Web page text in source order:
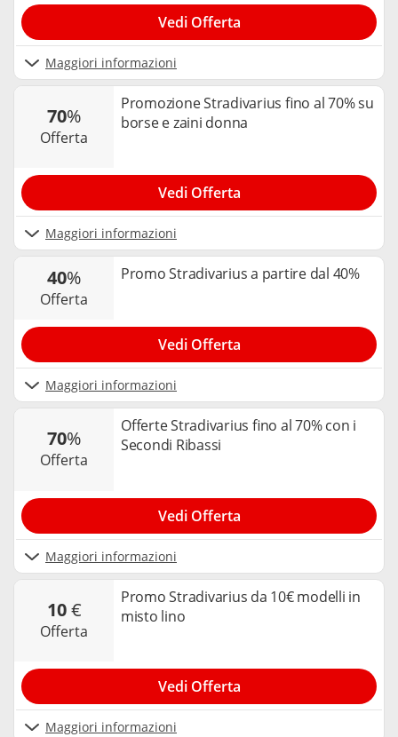
Maggiori informazioni
Vedi Offerta
70%
offerta
Promozione Stradivarius fino al 70% su
borse e zaini donna
Maggiori informazioni
Vedi Offerta
40%
offerta
Promo Stradivarius a partire dal 40%
Maggiori informazioni
Vedi Offerta
70%
offerta
Offerte Stradivarius fino al 70% con i
Secondi Ribassi
Maggiori informazioni
Vedi Offerta
10€
offerta
Promo Stradivarius da 10€ modelli in
misto lino
Maggiori informazioni
Vedi Offerta